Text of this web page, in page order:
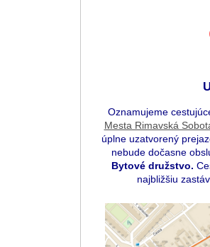
Oznamujeme
Mesta Rimavská
úplne uzatvorený
nebude dočasne
Bytové družstvo.
najbližšiu